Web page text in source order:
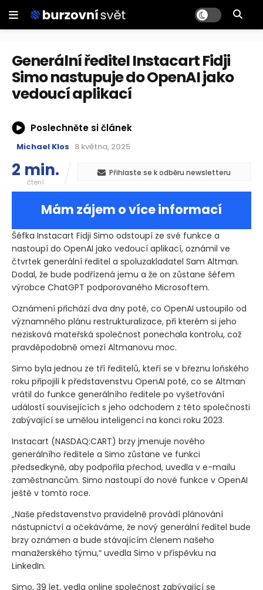
Generální ředitel Instacart Fidji
Simo nastupuje do OpenAI jako
vedoucí aplikací
Poslechněte si článek
Michael Klos 8 května, 2025
2 min.
čtení
Přihlaste se k odběru newsletteru
Mám zájem o více informací
Šéfka Instacart Fidji Simo odstoupí ze své funkce a
nastoupí do OpenAI jako vedoucí aplikací, oznámil ve
čtvrtek generální ředitel a spoluzakladatel Sam Altman.
Dodal, že bude podřízená jemu a že on zůstane šéfem
výrobce ChatGPT podporovaného Microsoftem.
Oznámení přichází dva dny poté, co OpenAI ustoupilo od
významného plánu restrukturalizace, při kterém si jeho
nezisková mateřská společnost ponechala kontrolu, což
pravděpodobně omezí Altmanovu moc.
Simo byla jednou ze tří ředitelů, kteří se v březnu loňského
roku připojili k představenstvu OpenAI poté, co se Altman
vrátil do funkce generálního ředitele po vyšetřování
událostí souvisejících s jeho odchodem z této společnosti
zabývající se umělou inteligencí na konci roku 2023.
Instacart (NASDAQ:CART) brzy jmenuje nového
generálního ředitele a Simo zůstane ve funkci
předsedkyně, aby podpořila přechod, uvedla v e-mailu
zaměstnancům. Simo nastoupí do nové funkce v OpenAI
ještě v tomto roce.
„Naše představenstvo pravidelně provádí plánování
nástupnictví a očekáváme, že nový generální ředitel bude
brzy oznámen a bude stávajícím členem našeho
manažerského týmu,“ uvedla Simo v příspěvku na
LinkedIn.
Simo, 39 let, vedla online společnost zabývající se